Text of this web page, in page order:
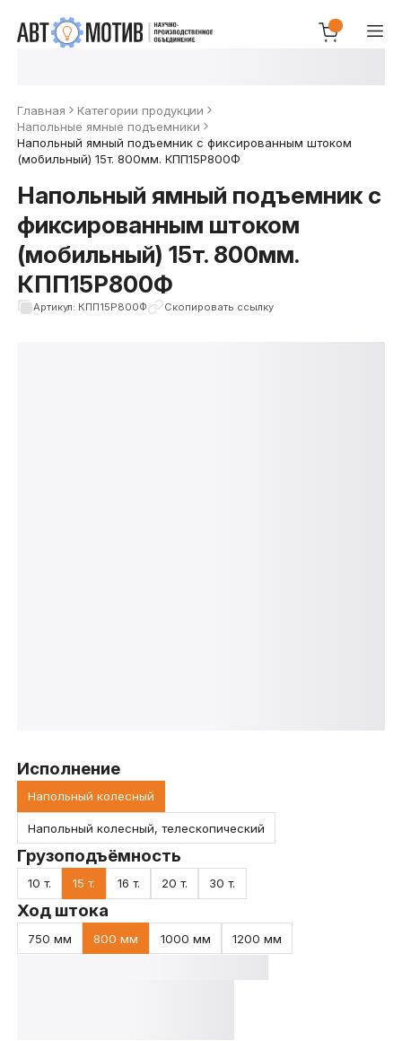
Главная
Категории продукции
Напольные ямные подъемники
Напольный ямный подъемник с фиксированным штоком
(мобильный) 15т. 800мм. КПП15Р800Ф
Напольный ямный подъемник с
фиксированным штоком
(мобильный) 15т. 800мм.
КПП15Р800Ф
Артикул: КПП15Р800Ф Скопировать ссылку
Исполнение
Напольный колесный
Напольный колесный, телескопический
Грузоподъёмность
10 т. 15 т. 16 т. 20 т. 30 т.
Ход штока
750 мм 800 мм 1000 мм 1200 мм